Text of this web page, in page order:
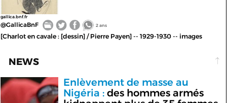
gallica.bnf.fr
@GallicaBnF 2 ans
[Charlot en cavale : [dessin] / Pierre Payen] -- 1929-1930 -- images
NEWS
Enlèvement de masse au
Nigéria :des hommes armés